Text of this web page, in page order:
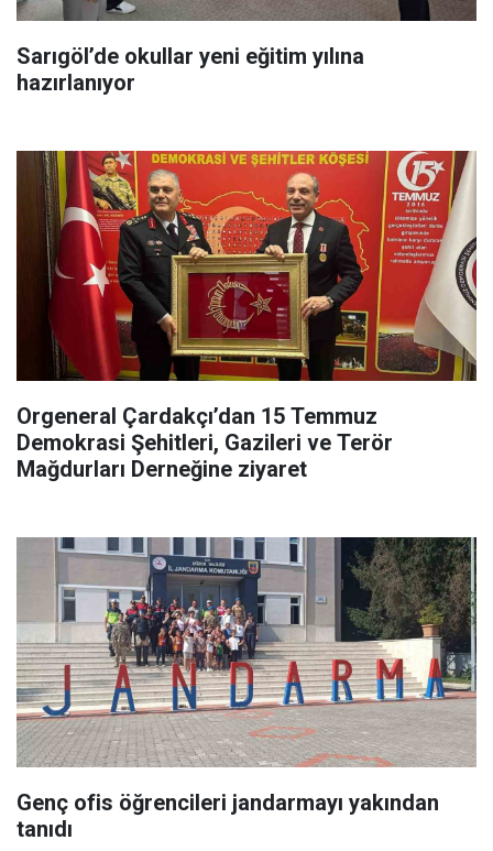
Sarıgöl’de okullar yeni eğitim yılına
hazırlanıyor
Orgeneral Çardakçı’dan 15 Temmuz
Demokrasi Şehitleri, Gazileri ve Terör
Mağdurları Derneğine ziyaret
Genç ofis öğrencileri jandarmayı yakından
tanıdı